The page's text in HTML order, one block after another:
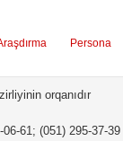
Persona
orqanıdır
61; (051) 295-37-39